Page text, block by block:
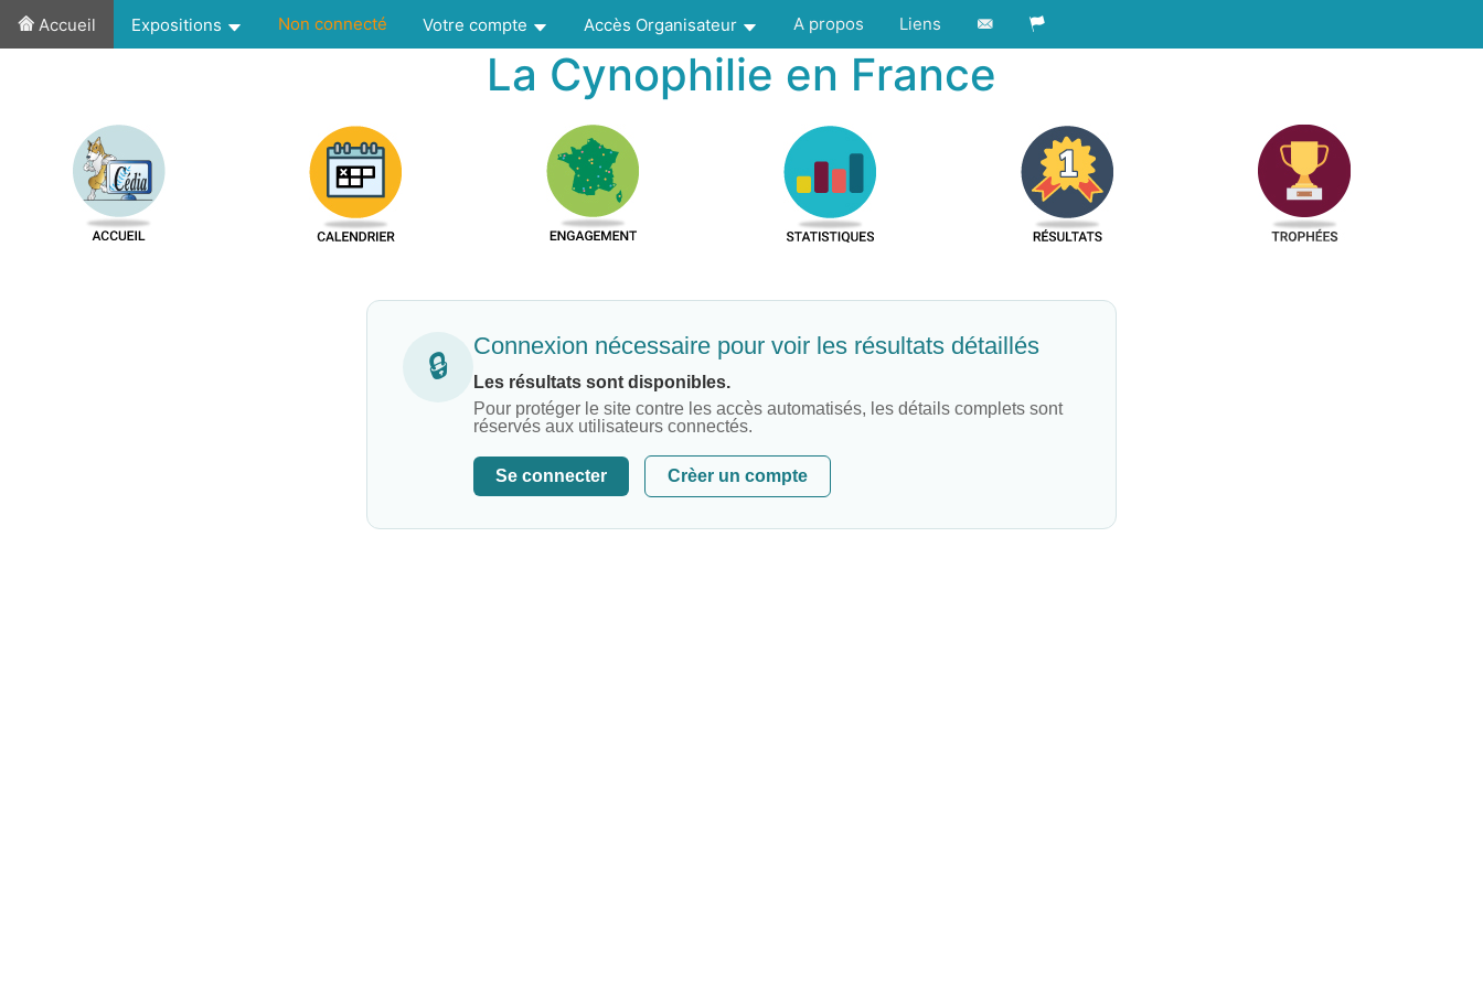
Accueil Expositions Non connecté Votre compte Accès Organisateur A propos Liens
La Cynophilie en France
🔒
Connexion nécessaire pour voir les résultats détaillés
Les résultats sont disponibles.
Pour protéger le site contre les accès automatisés, les détails complets sont
réservés aux utilisateurs connectés.
Se connecter Crèer un compte